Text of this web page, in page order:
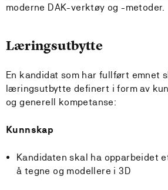
moderne DAK-verktøy og -metoder.
Læringsutbytte
En kandidat som har fullført emnet
læringsutbytte definert i form av
og generell kompetanse:
Kunnskap
Kandidaten skal ha opparbeidet
å tegne og modellere i 3D